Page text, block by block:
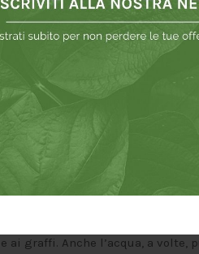
l’impatto ambientale, che
vitale dopo la raccolta, ma
anni (a differenza dei quasi 50
rispetto, permette al Bamboo
l’alto grado di sostenibilità,
Cina. Per questo, come
del prodotto e acquistare solo
qualche
tutto ciò che luccica e anche il
al pari dei parquet in
graffi. Anche l’acqua, a volte,